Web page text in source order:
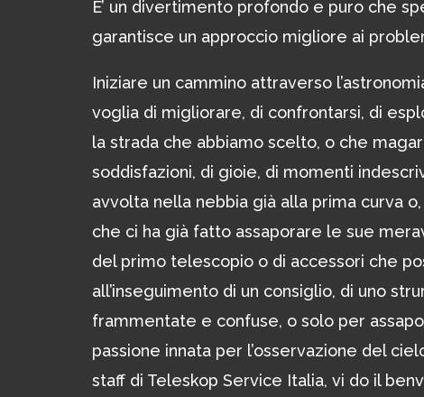
E’ un divertimento profondo e puro che
garantisce un approccio migliore ai
Iniziare un cammino attraverso
voglia di migliorare, di confrontarsi, di
la strada che abbiamo scelto, o che
soddisfazioni, di gioie, di momenti
avvolta nella nebbia già alla prima curva
che ci ha già fatto assaporare le sue
del primo telescopio o di accessori che
all’inseguimento di un consiglio, di uno
frammentate e confuse, o solo per
passione innata per l’osservazione del
staff di Teleskop Service Italia, vi do il